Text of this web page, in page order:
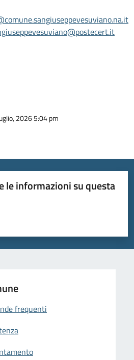
2026 5:04 pm
le informazioni su questa
stelle su 5
su 5
5
frequenti